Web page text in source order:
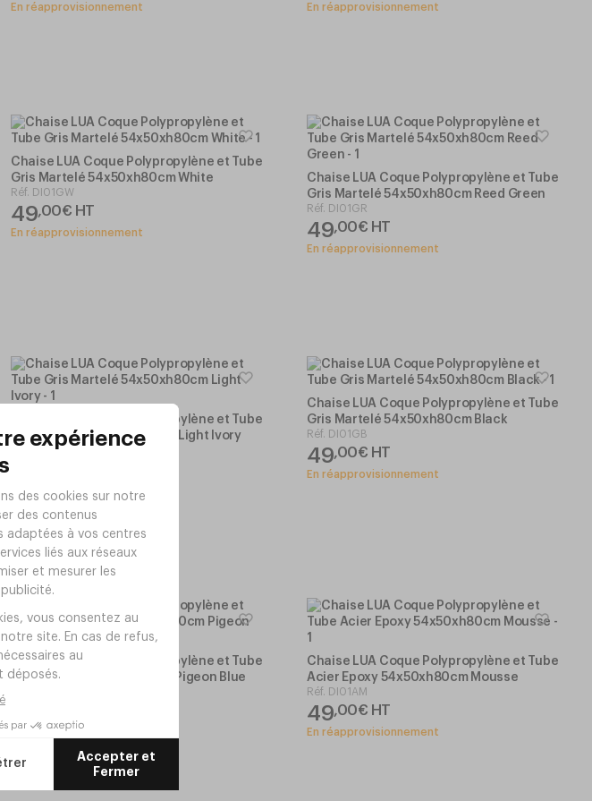
En réapprovisionnement En réapprovisionnement
Chaise LUA Coque Polypropylène et Tube
Gris Martelé 54x50xh80cm White
Réf. DI01GW
49,00€ HT
En réapprovisionnement
Chaise LUA Coque Polypropylène et Tube
Gris Martelé 54x50xh80cm Reed Green
Réf. DI01GR
49,00€ HT
En réapprovisionnement
Chaise LUA Coque Polypropylène et Tube
Gris Martelé 54x50xh80cm Light Ivory
DI01GL
En réapprovisionnement
Chaise LUA Coque Polypropylène et Tube
Gris Martelé 54x50xh80cm Black
Réf. DI01GB
49,00€ HT
En réapprovisionnement
Chaise LUA Coque Polypropylène et Tube
Acier Epoxy 54x50xh80cm Pigeon Blue
En réapprovisionnement
Chaise LUA Coque Polypropylène et Tube
Acier Epoxy 54x50xh80cm Mousse
Réf. DI01AM
49,00€ HT
En réapprovisionnement